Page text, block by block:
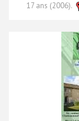
17 ans (2006).